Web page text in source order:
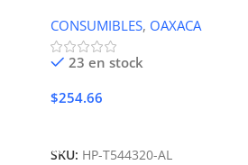
CONSUMIBLES, OAXACA
23 en stock
$254.66
SKU: HP-T544320-AL